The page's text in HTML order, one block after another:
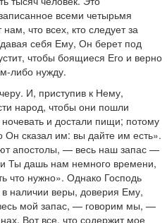
всеми четырьмя
что всех, кто следует за
себя Ему, Он берет под
чтобы боящиеся Его и верно
либо нужду.
И, приступив к Нему,
народ, чтобы они пошли
и достали пищи; потому
Он сказал им: вы дайте им есть».
апостолы, — весь наш запас —
Ты дашь нам немного времени,
что нужно». Однако Господь
в наличии веры, доверия Ему,
мой запас, — говорим мы, —
Вот все, что содержит мое